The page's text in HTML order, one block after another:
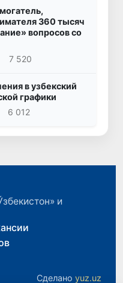
360 тысяч
вопросов со
7 520
в узбекский
графики
6 012
и
Сделано yuz.uz